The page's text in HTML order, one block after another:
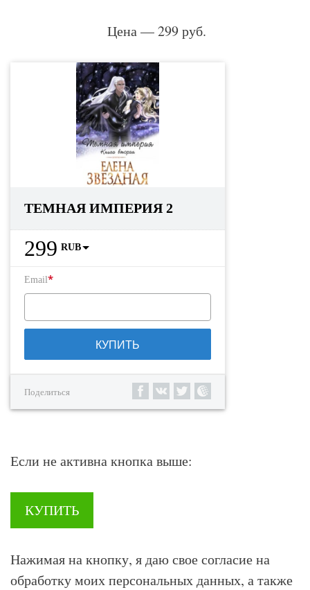
Цена — 299 руб.
ТЕМНАЯ ИМПЕРИЯ 2
299 RUB
Email*
КУПИТЬ
Поделиться
Если не активна кнопка выше:
КУПИТЬ
Нажимая на кнопку, я даю свое согласие на
обработку моих персональных данных, а также